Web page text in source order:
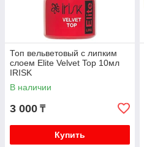
Топ вельветовый с липким
слоем Elite Velvet Top 10мл
IRISK
В наличии
3 000 ₸
Купить